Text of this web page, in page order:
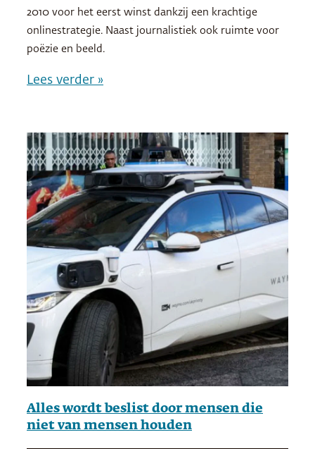
2010 voor het eerst winst dankzij een krachtige
onlinestrategie. Naast journalistiek ook ruimte voor
poëzie en beeld.
Lees verder »
Alles wordt beslist door mensen die
niet van mensen houden